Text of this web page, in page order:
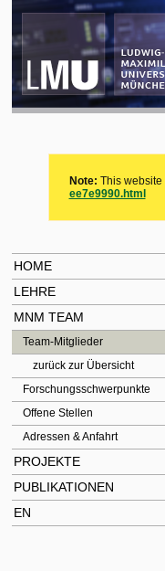
Note: This
ee7e9990.html
HOME
LEHRE
MNM TEAM
Team-Mitglieder
zurück zur Übersicht
Forschungsschwerpunkte
Offene Stellen
Adressen & Anfahrt
PROJEKTE
PUBLIKATIONEN
EN